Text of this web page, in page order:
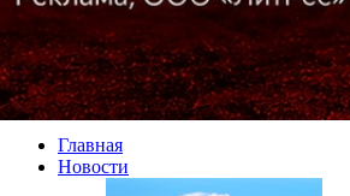
Главная
Новости